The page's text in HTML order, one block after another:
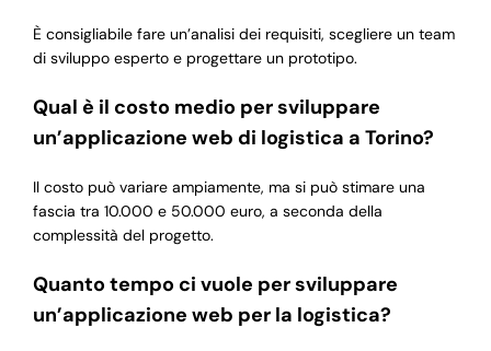
È consigliabile fare un’analisi dei requisiti, scegliere un team
di sviluppo esperto e progettare un prototipo.
Qual è il costo medio per sviluppare
un’applicazione web di logistica a Torino?
Il costo può variare ampiamente, ma si può stimare una
fascia tra 10.000 e 50.000 euro, a seconda della
complessità del progetto.
Quanto tempo ci vuole per sviluppare
un’applicazione web per la logistica?